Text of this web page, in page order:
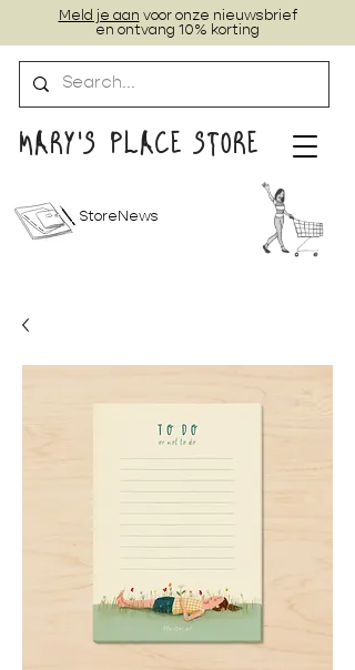
MARY'S PLACE STORE
StoreNews
Meld je aan voor onze nieuwsbrief
en ontvang 10% korting